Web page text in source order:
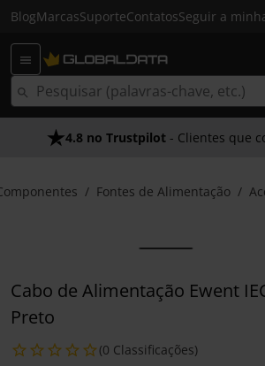
BlogMarcasSuporteContatosSeguir a
4.8 no Trustpilot - Clientes que
Fontes de Alimentação
Cabo de Alimentação Ewent
Preto
(0 Classificações)